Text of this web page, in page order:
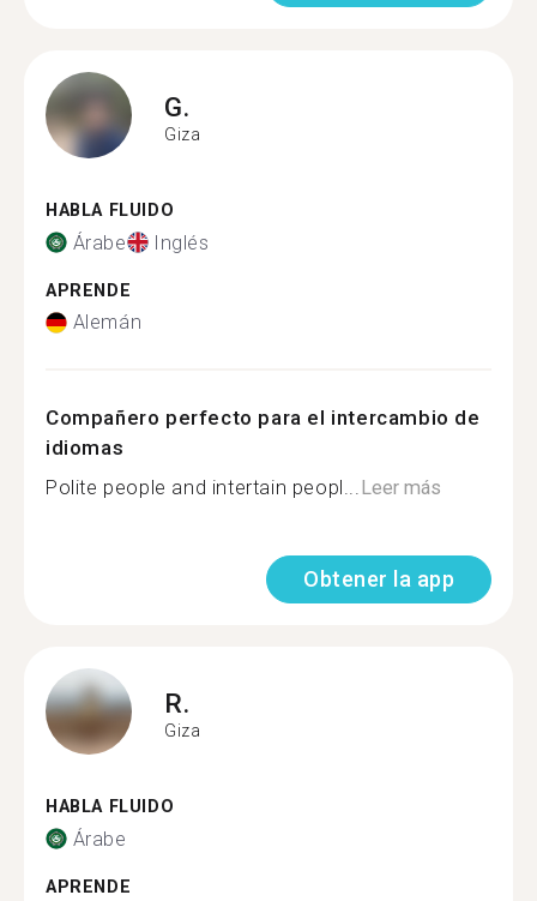
G.
Giza
HABLA FLUIDO
Árabe Inglés
APRENDE
Alemán
Compañero perfecto para el intercambio de
idiomas
Polite people and intertain peopl...Leer más
Obtener la app
R.
Giza
HABLA FLUIDO
Árabe
APRENDE